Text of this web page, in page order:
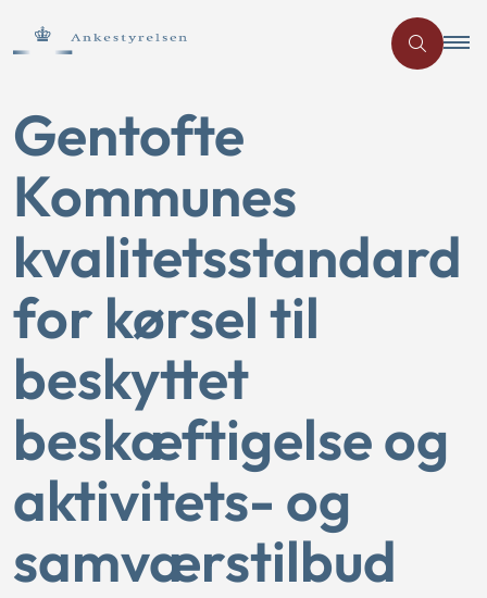
Gentofte
Kommunes
kvalitetsstandard
for kørsel til
beskyttet
beskæftigelse og
aktivitets- og
samværstilbud